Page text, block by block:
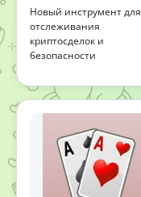
Новый инструмент для
отслеживания
криптосделок и
безопасности